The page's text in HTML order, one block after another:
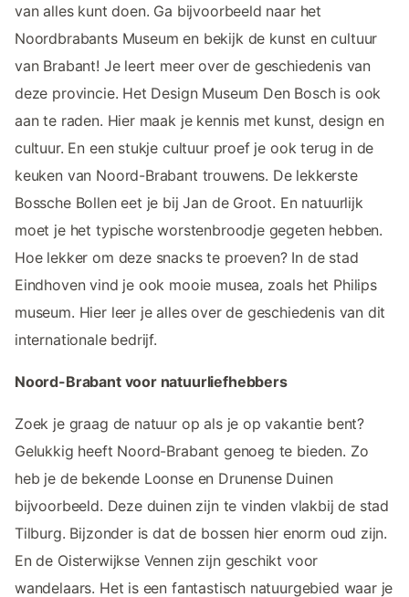
van alles kunt doen. Ga bijvoorbeeld naar het
Noordbrabants Museum en bekijk de kunst en cultuur
van Brabant! Je leert meer over de geschiedenis van
deze provincie. Het Design Museum Den Bosch is ook
aan te raden. Hier maak je kennis met kunst, design en
cultuur. En een stukje cultuur proef je ook terug in de
keuken van Noord-Brabant trouwens. De lekkerste
Bossche Bollen eet je bij Jan de Groot. En natuurlijk
moet je het typische worstenbroodje gegeten hebben.
Hoe lekker om deze snacks te proeven? In de stad
Eindhoven vind je ook mooie musea, zoals het Philips
museum. Hier leer je alles over de geschiedenis van dit
internationale bedrijf.
Noord-Brabant voor natuurliefhebbers
Zoek je graag de natuur op als je op vakantie bent?
Gelukkig heeft Noord-Brabant genoeg te bieden. Zo
heb je de bekende Loonse en Drunense Duinen
bijvoorbeeld. Deze duinen zijn te vinden vlakbij de stad
Tilburg. Bijzonder is dat de bossen hier enorm oud zijn.
En de Oisterwijkse Vennen zijn geschikt voor
wandelaars. Het is een fantastisch natuurgebied waar je